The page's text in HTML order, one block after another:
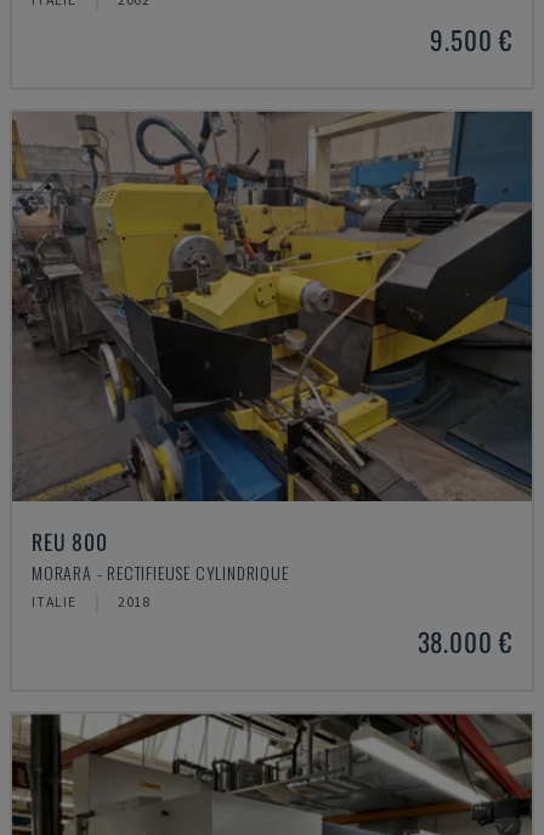
9.500 €
REU 800
MORARA - RECTIFIEUSE CYLINDRIQUE
ITALIE 2018
38.000 €